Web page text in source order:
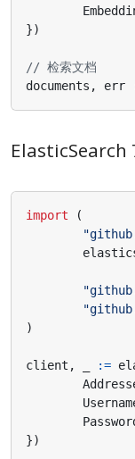
})
// 检索文档
documents , err
ElasticSearch
import
(
)
client , :=
})